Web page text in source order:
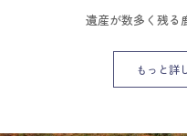
遺産が数多く残る
もっと詳